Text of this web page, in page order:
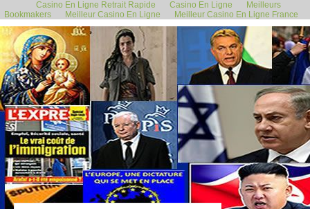
Casino En Ligne Retrait Rapide Casino En Ligne
Meilleurs
Bookmakers
Meilleur Casino En Ligne Meilleur Casino En Ligne France